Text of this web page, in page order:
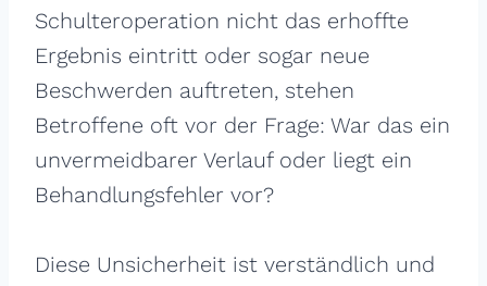
Schulteroperation nicht das erhoffte
Ergebnis eintritt oder sogar neue
Beschwerden auftreten, stehen
Betroffene oft vor der Frage: War das ein
unvermeidbarer Verlauf oder liegt ein
Behandlungsfehler vor?
Diese Unsicherheit ist verständlich und